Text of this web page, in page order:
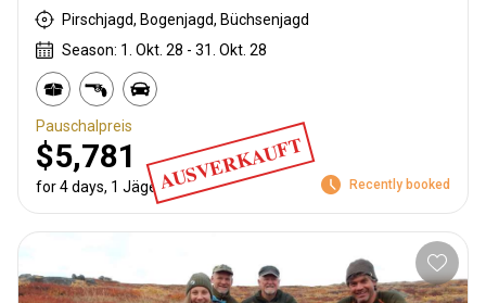
Pirschjagd, Bogenjagd, Büchsenjagd
Season: 1. Okt. 28 - 31. Okt. 28
AUSVERKAUFT
Pauschalpreis
$5,781
for 4 days, 1 Jäger Recently booked